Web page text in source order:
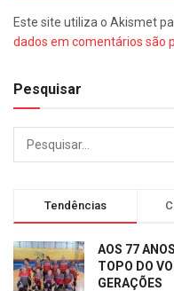
Este site utiliza o Akismet
dados em comentários são
Pesquisar
Tendências
AOS 77
TOPO DO
GERAÇÕES